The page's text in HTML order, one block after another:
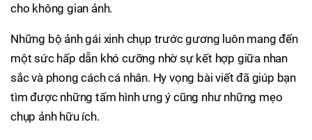
cho không gian ảnh.
Những bộ ảnh gái xinh chụp trước gương luôn mang đến
một sức hấp dẫn khó cưỡng nhờ sự kết hợp giữa nhan
sắc và phong cách cá nhân. Hy vọng bài viết đã giúp bạn
tìm được những tấm hình ưng ý cũng như những mẹo
chụp ảnh hữu ích.